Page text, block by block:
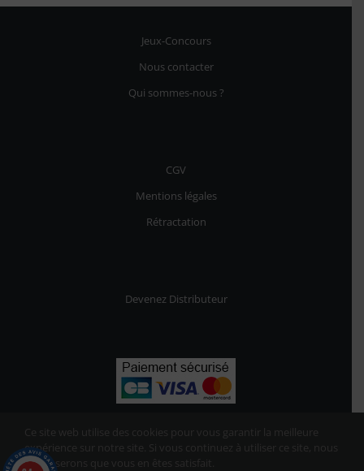
Jeux-Concours
Nous contacter
Qui sommes-nous ?
CGV
Mentions légales
Rétractation
Devenez Distributeur
Ce site web utilise des cookies pour vous garantir la meilleure
expérience sur notre site. Si vous continuez à utiliser ce site, nous
supposerons que vous en êtes satisfait.